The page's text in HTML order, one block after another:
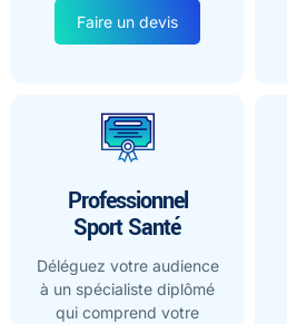
Faire un devis
Professionnel
Sport Santé
Déléguez votre audience
à un spécialiste diplômé
qui comprend votre